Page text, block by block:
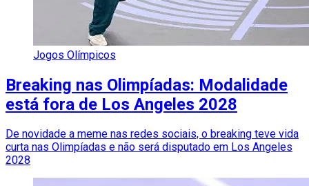
Jogos Olímpicos
Breaking nas Olimpíadas: Modalidade
está fora de Los Angeles 2028
De novidade a meme nas redes sociais, o breaking teve vida
curta nas Olimpíadas e não será disputado em Los Angeles
2028